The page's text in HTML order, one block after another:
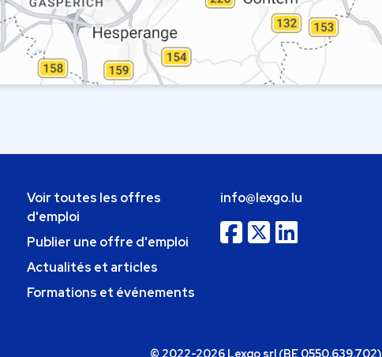
Voir toutes les offres
d'emploi
Publier une offre d'emploi
Actualités et articles
Formations et événements
info@lexgo.lu
© 2022-2026 Lexgo srl (BE 0550.639.702)